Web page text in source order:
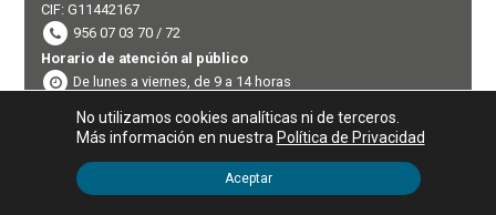
CIF: G11442167
956 07 03 70 / 72
Horario de atención al público
De lunes a viernes, de 9 a 14 horas
Portal de Transparencia
Datos registrales
Perfil contratante
Derecho de acceso a la información pública
Canal de denuncias
No utilizamos cookies analíticas ni de terceros.
Más información en nuestra Política de Privacidad
Aceptar